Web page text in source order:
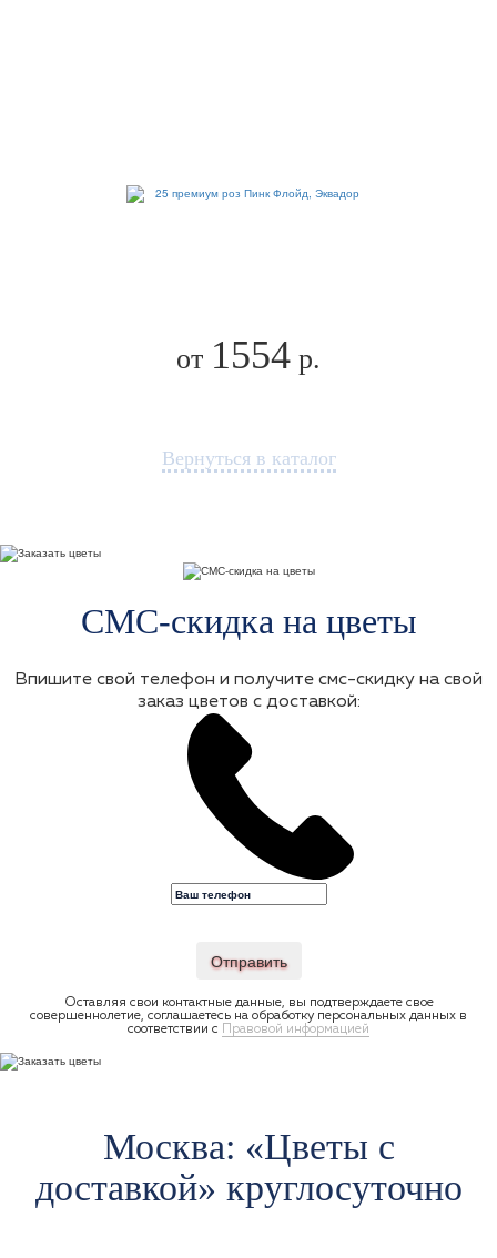
от 1554 р.
Вернуться в каталог
СМС-скидка на цветы
Впишите свой телефон и получите смс-скидку на свой
заказ цветов с доставкой:
Отправить
Оставляя свои контактные данные, вы подтверждаете свое
совершеннолетие, соглашаетесь на обработку персональных данных в
соответствии с
Правовой информацией
Москва: «Цветы c
доставкой» круглосуточно